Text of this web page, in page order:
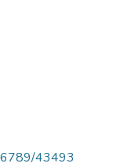
43493